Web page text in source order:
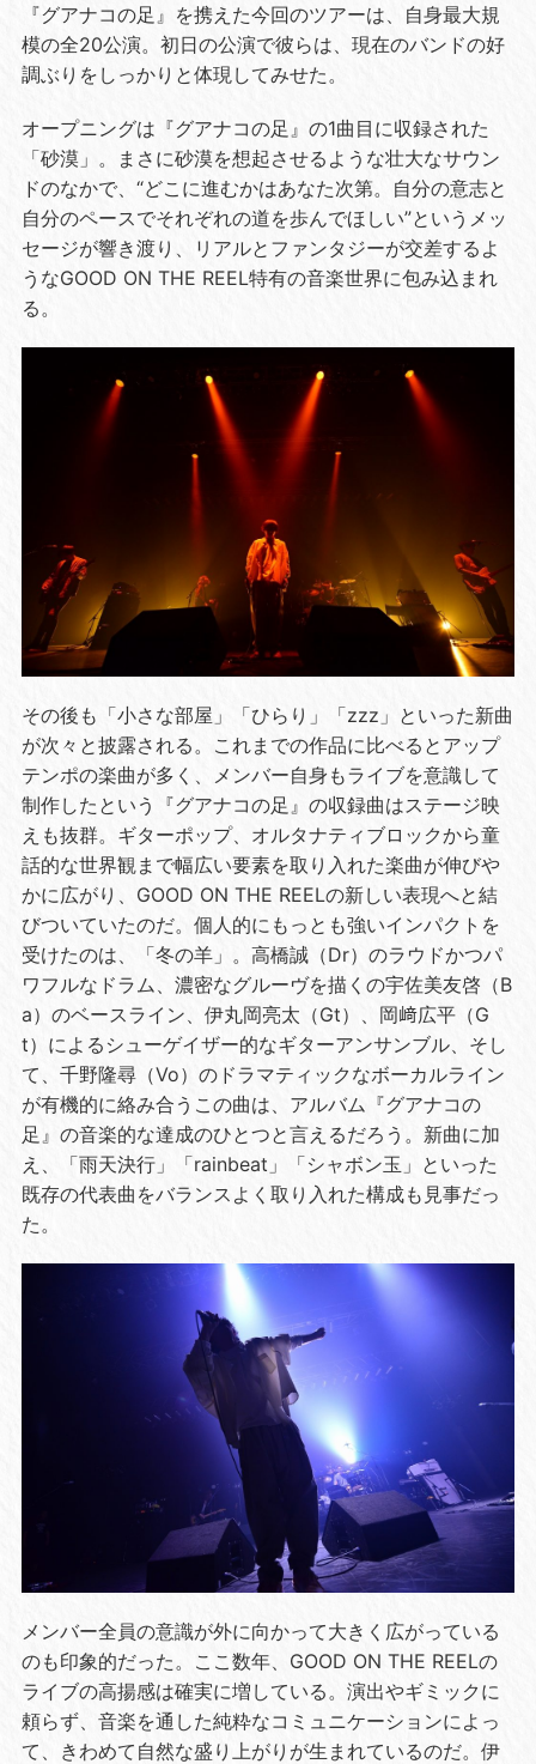
『グアナコの足』を携えた今回のツアーは、自身最大規
模の全20公演。初日の公演で彼らは、現在のバンドの好
調ぶりをしっかりと体現してみせた。
オープニングは『グアナコの足』の1曲目に収録された
「砂漠」。まさに砂漠を想起させるような壮大なサウン
ドのなかで、“どこに進むかはあなた次第。自分の意志と
自分のペースでそれぞれの道を歩んでほしい”というメッ
セージが響き渡り、リアルとファンタジーが交差するよ
うなGOOD ON THE REEL特有の音楽世界に包み込まれ
る。
その後も「小さな部屋」「ひらり」「zzz」といった新曲
が次々と披露される。これまでの作品に比べるとアップ
テンポの楽曲が多く、メンバー自身もライブを意識して
制作したという『グアナコの足』の収録曲はステージ映
えも抜群。ギターポップ、オルタナティブロックから童
話的な世界観まで幅広い要素を取り入れた楽曲が伸びや
かに広がり、GOOD ON THE REELの新しい表現へと結
びついていたのだ。個人的にもっとも強いインパクトを
受けたのは、「冬の羊」。高橋誠（Dr）のラウドかつパ
ワフルなドラム、濃密なグルーヴを描くの宇佐美友啓（B
a）のベースライン、伊丸岡亮太（Gt）、岡﨑広平（G
t）によるシューゲイザー的なギターアンサンブル、そし
て、千野隆尋（Vo）のドラマティックなボーカルライン
が有機的に絡み合うこの曲は、アルバム『グアナコの
足』の音楽的な達成のひとつと言えるだろう。新曲に加
え、「雨天決行」「rainbeat」「シャボン玉」といった
既存の代表曲をバランスよく取り入れた構成も見事だっ
た。
メンバー全員の意識が外に向かって大きく広がっている
のも印象的だった。ここ数年、GOOD ON THE REELの
ライブの高揚感は確実に増している。演出やギミックに
頼らず、音楽を通した純粋なコミュニケーションによっ
て、きわめて自然な盛り上がりが生まれているのだ。伊